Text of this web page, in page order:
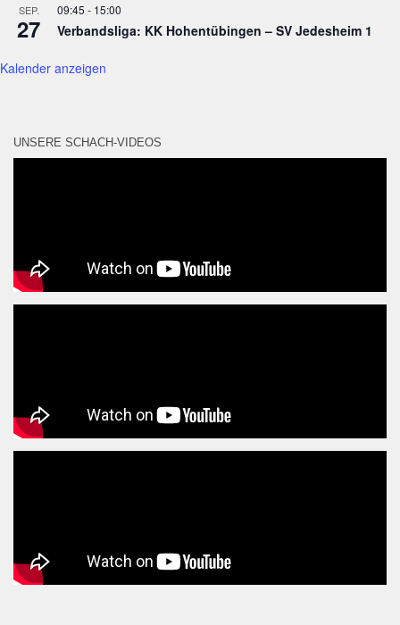
SEP.
27
09:45 - 15:00
Verbandsliga: KK Hohentübingen – SV Jedesheim 1
Kalender anzeigen
UNSERE SCHACH-VIDEOS